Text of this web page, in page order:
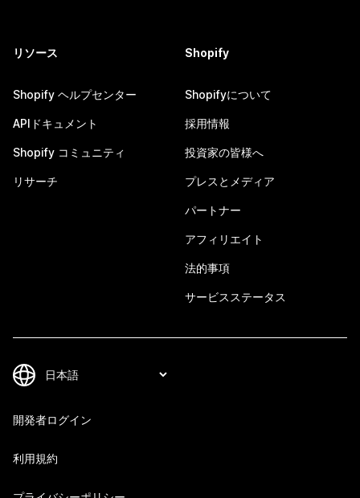
リソース
Shopify ヘルプセンター
APIドキュメント
Shopify コミュニティ
リサーチ
Shopify
Shopifyについて
採用情報
投資家の皆様へ
プレスとメディア
パートナー
アフィリエイト
法的事項
サービスステータス
開発者ログイン
利用規約